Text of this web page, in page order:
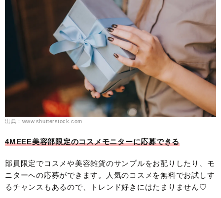
出典：www.shutterstock.com
4MEEE美容部限定のコスメモニターに応募できる
部員限定でコスメや美容雑貨のサンプルをお配りしたり、モ
ニターへの応募ができます。人気のコスメを無料でお試しす
るチャンスもあるので、トレンド好きにはたまりません♡